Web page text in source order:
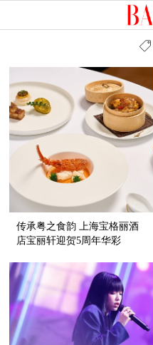
传承粤之食韵 上海宝格丽酒
店宝丽轩迎贺5周年华彩